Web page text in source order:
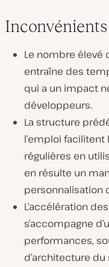
Inconvénients
Le nombre
entraîne des
qui a un impact
développeurs.
La structure
l’emploi
régulières en
en résulte un
personnalisation
L’accélération
s’accompagne
performances,
d’architecture